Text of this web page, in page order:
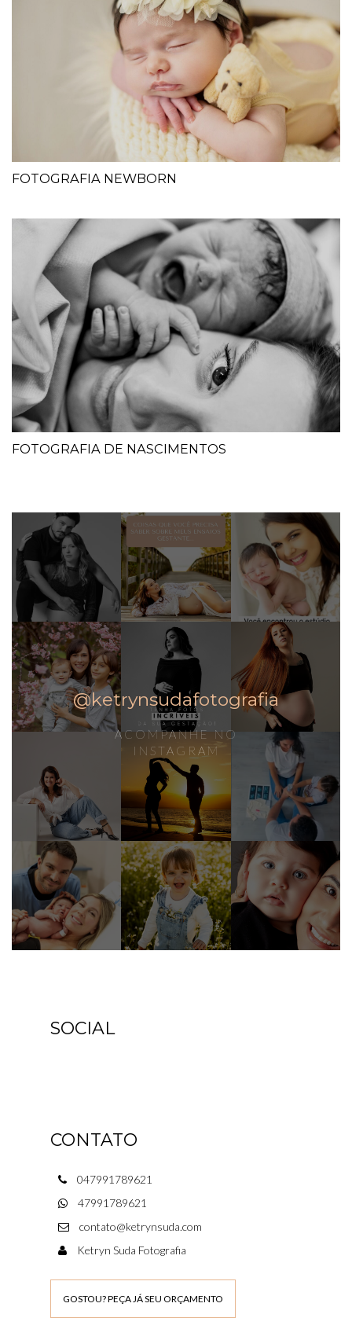
FOTOGRAFIA NEWBORN
FOTOGRAFIA DE NASCIMENTOS
@ketrynsudafotografia
ACOMPANHE NO
INSTAGRAM
SOCIAL
CONTATO
047991789621
47991789621
contato@ketrynsuda.com
Ketryn Suda Fotografia
GOSTOU? PEÇA JÁ SEU ORÇAMENTO